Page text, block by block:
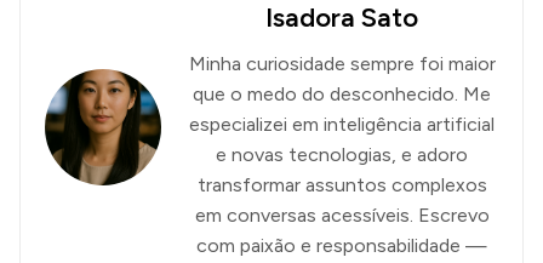
Isadora Sato
Minha curiosidade sempre foi maior
que o medo do desconhecido. Me
especializei em inteligência artificial
e novas tecnologias, e adoro
transformar assuntos complexos
em conversas acessíveis. Escrevo
com paixão e responsabilidade —